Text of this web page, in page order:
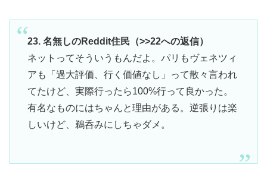
23. 名無しのReddit住民（>>22への返信）
ネットってそういうもんだよ。パリもヴェネツィ
アも「過大評価、行く価値なし」って散々言われ
てたけど、実際行ったら100%行って良かった。
有名なものにはちゃんと理由がある。逆張りは楽
しいけど、鵜呑みにしちゃダメ。